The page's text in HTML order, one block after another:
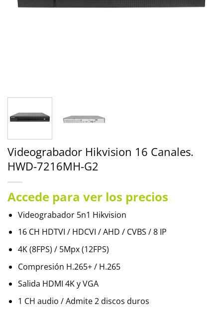
Videograbador Hikvision 16 Canales.
HWD-7216MH-G2
Accede para ver los precios
Videograbador 5n1 Hikvision
16 CH HDTVI / HDCVI / AHD / CVBS / 8 IP
4K (8FPS) / 5Mpx (12FPS)
Compresión H.265+ / H.265
Salida HDMI 4K y VGA
1 CH audio / Admite 2 discos duros